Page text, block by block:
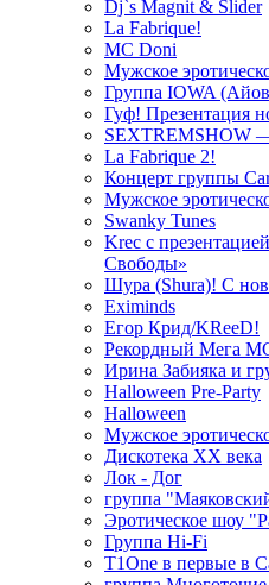
Dj`s Magnit & Slider
La Fabrique!
MC Doni
Мужское
Группа IOWA
Гуф! Презентация
SEXTREMSHOW
La Fabrique 2!
Концерт группы
Мужское
Swanky Tunes
Krec с
Свободы»
Шура (Shura)! С
Eximinds
Егор Крид/KReeD!
Рекордный Мега
Ирина Забияка и
Halloween Pre-Party
Halloween
Мужское
Дискотека ХХ века
Лок - Дог
группа
Эротическое шоу
Группа Hi-Fi
T1One в первые в